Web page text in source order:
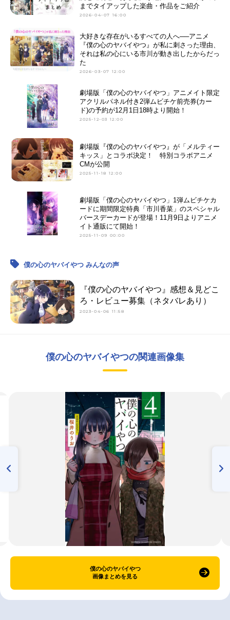
までタイアップした楽曲・作品をご紹介
2026-04-07 16:00
大好きな存在がいるすべての人へ──アニメ
『僕の心のヤバイやつ』が私に刺さった理由、
それは私の心にいる市川が動き出したからだっ
た
2026-03-07 12:00
劇場版「僕の心のヤバイやつ」アニメイト限定
アクリルパネル付き2弾ムビチケ前売券(カー
ド)の予約が12月1日18時より開始！
2025-12-03 12:00
劇場版『僕の心のヤバイやつ』が「メルティー
キッス」とコラボ決定！ 特別コラボアニメ
CMが公開
2025-11-18 12:00
劇場版「僕の心のヤバイやつ」1弾ムビチケカ
ードに期間限定特典「市川香菜」のスペシャル
バースデーカードが登場！11月9日よりアニメ
イト通販にて開始！
2025-11-09 00:00
僕の心のヤバイやつ みんなの声
『僕の心のヤバイやつ』感想＆見どこ
ろ・レビュー募集（ネタバレあり）
2023-04-06 11:58
僕の心のヤバイやつの関連画像集
僕の心のヤバイやつ
画像まとめを見る